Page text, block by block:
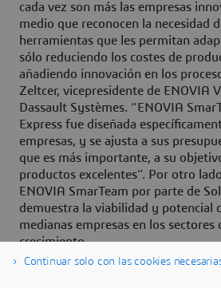
cada vez son más las empresas
medio que reconocen la necesidad
herramientas que les permitan
sólo reduciendo los costes de
añadiendo innovación en los
Zeltcer, vicepresidente de ENOVIA
Dassault Systèmes. “ENOVIA
Express fue diseñada
empresas, y se ajusta a sus
que es más importante, a su
productos excelentes”. Por otro
ENOVIA SmarTeam por parte de
demuestra la viabilidad y potencial
medianas empresas en los sectores
crecimiento.
Continuar solo con las cookies